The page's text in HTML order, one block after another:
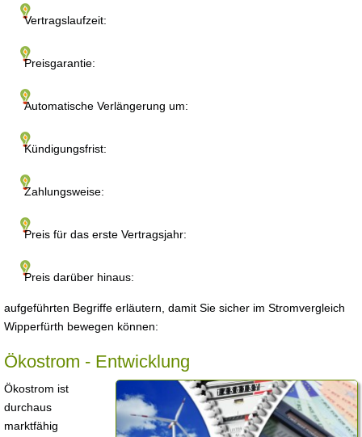
Vertragslaufzeit:
Preisgarantie:
Automatische Verlängerung um:
Kündigungsfrist:
Zahlungsweise:
Preis für das erste Vertragsjahr:
Preis darüber hinaus:
aufgeführten Begriffe erläutern, damit Sie sicher im Stromvergleich
Wipperfürth bewegen können:
Ökostrom - Entwicklung
Ökostrom ist
durchaus
marktfähig